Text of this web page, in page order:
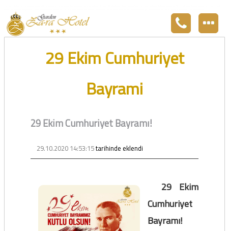
29 Ekim Cumhuriyet
Bayrami
29 Ekim Cumhuriyet Bayramı!
29.10.2020 14:53:15tarihinde eklendi
29 Ekim
Cumhuriyet
Bayramı!